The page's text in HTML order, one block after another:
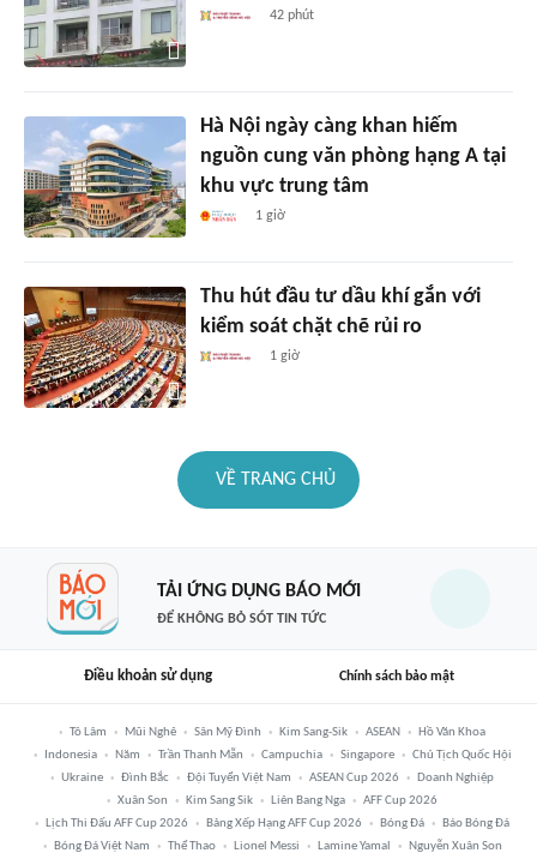
42 phút
Hà Nội ngày càng khan hiếm
nguồn cung văn phòng hạng A tại
khu vực trung tâm
1 giờ
Thu hút đầu tư dầu khí gắn với
kiểm soát chặt chẽ rủi ro
1 giờ
VỀ TRANG CHỦ
TẢI ỨNG DỤNG BÁO MỚI
ĐỂ KHÔNG BỎ SÓT TIN TỨC
Điều khoản sử dụng Chính sách bảo mật
Tô Lâm Mũi Nghê Sân Mỹ Đình Kim Sang-Sik ASEAN
Hồ Văn Khoa
Indonesia
Năm Trần Thanh Mẫn Campuchia Singapore
Chủ Tịch Quốc Hội
Ukraine
Đình Bắc Đội Tuyển Việt Nam ASEAN Cup 2026
Doanh Nghiệp
Xuân Son
Kim Sang Sik Liên Bang Nga
AFF Cup 2026
Lịch Thi Đấu AFF Cup 2026
Bảng Xếp Hạng AFF Cup 2026 Bóng Đá
Báo Bóng Đá
Bóng Đá Việt Nam
Thể Thao Lionel Messi Lamine Yamal Nguyễn Xuân Son